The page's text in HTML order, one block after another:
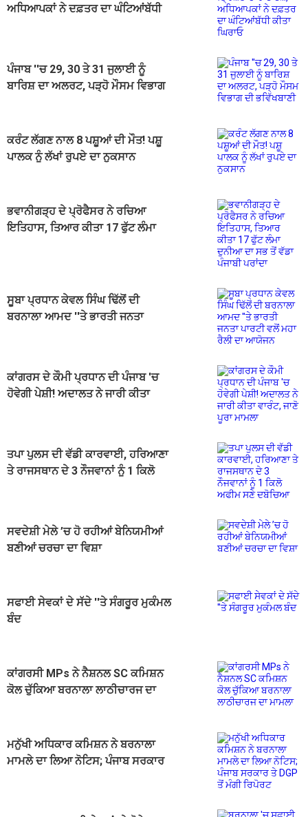
ਅਧਿਆਪਕਾਂ ਨੇ ਦਫ਼ਤਰ ਦਾ ਘੰਟਿਆਂਬੱਧੀ
ਪੰਜਾਬ ''ਚ 29, 30 ਤੇ 31 ਜੁਲਾਈ ਨੂੰ
ਬਾਰਿਸ਼ ਦਾ ਅਲਰਟ, ਪੜ੍ਹੋ ਮੌਸਮ ਵਿਭਾਗ
ਕਰੰਟ ਲੱਗਣ ਨਾਲ 8 ਪਸ਼ੂਆਂ ਦੀ ਮੌਤ! ਪਸ਼ੂ
ਪਾਲਕ ਨੂੰ ਲੱਖਾਂ ਰੁਪਏ ਦਾ ਨੁਕਸਾਨ
ਭਵਾਨੀਗੜ੍ਹ ਦੇ ਪ੍ਰੋਫੈਸਰ ਨੇ ਰਚਿਆ
ਇਤਿਹਾਸ, ਤਿਆਰ ਕੀਤਾ 17 ਫੁੱਟ ਲੰਮਾ
ਸੂਬਾ ਪ੍ਰਧਾਨ ਕੇਵਲ ਸਿੰਘ ਢਿੱਲੋਂ ਦੀ
ਬਰਨਾਲਾ ਆਮਦ ''ਤੇ ਭਾਰਤੀ ਜਨਤਾ
ਕਾਂਗਰਸ ਦੇ ਕੌਮੀ ਪ੍ਰਧਾਨ ਦੀ ਪੰਜਾਬ 'ਚ
ਹੋਵੇਗੀ ਪੇਸ਼ੀ! ਅਦਾਲਤ ਨੇ ਜਾਰੀ ਕੀਤਾ
ਤਪਾ ਪੁਲਸ ਦੀ ਵੱਡੀ ਕਾਰਵਾਈ, ਹਰਿਆਣਾ
ਤੇ ਰਾਜਸਥਾਨ ਦੇ 3 ਨੌਜਵਾਨਾਂ ਨੂੰ 1 ਕਿਲੋ
ਸਵਦੇਸ਼ੀ ਮੇਲੇ ’ਚ ਹੋ ਰਹੀਆਂ ਬੇਨਿਯਮੀਆਂ
ਬਣੀਆਂ ਚਰਚਾ ਦਾ ਵਿਸ਼ਾ
ਸਫਾਈ ਸੇਵਕਾਂ ਦੇ ਸੱਦੇ ''ਤੇ ਸੰਗਰੂਰ ਮੁਕੰਮਲ
ਬੰਦ
ਕਾਂਗਰਸੀ MPs ਨੇ ਨੈਸ਼ਨਲ SC ਕਮਿਸ਼ਨ
ਕੋਲ ਚੁੱਕਿਆ ਬਰਨਾਲਾ ਲਾਠੀਚਾਰਜ ਦਾ
ਮਨੁੱਖੀ ਅਧਿਕਾਰ ਕਮਿਸ਼ਨ ਨੇ ਬਰਨਾਲਾ
ਮਾਮਲੇ ਦਾ ਲਿਆ ਨੋਟਿਸ; ਪੰਜਾਬ ਸਰਕਾਰ